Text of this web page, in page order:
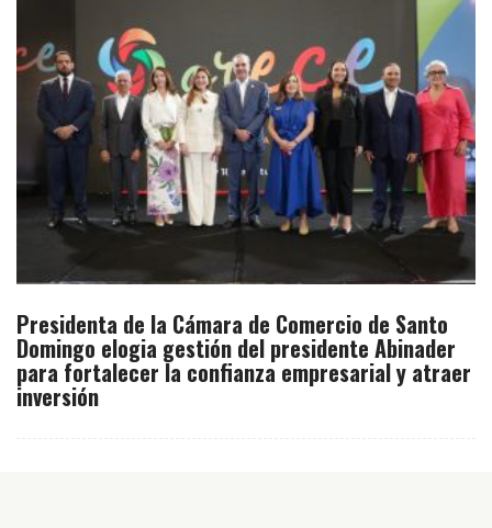
Presidenta de la Cámara de Comercio de Santo
Domingo elogia gestión del presidente Abinader
para fortalecer la confianza empresarial y atraer
inversión